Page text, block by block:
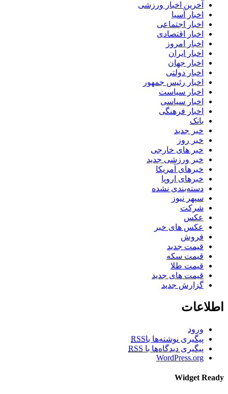
آخرین اخبار ورزشی
اخبار آسیا
اخبار اجتماعی
اخبار اقتصادی
اخبار امروز
اخبار ایران
اخبار جهان
اخبار دولتی
اخبار رئیس جمهور
اخبار سیاست
اخبار سیاسی
اخبار فرهنگی
بانک
خبر جدید
خبر روز
خبر های خارجی
خبر ورزشی جدید
خبرهای آمریکا
خبرهای اروپا
دسته‌بندی نشده
سپهر نیوز
شرکت
عکس
عکس های خبر
فروش
قیمت جدید
قیمت سکه
قیمت طلا
قیمت های جدید
گزارش جدید
اطلاعات
ورود
پیگیری نوشته‌ها باRSS
پیگیری دیدگاه‌ها با RSS
WordPress.org
Widget Ready